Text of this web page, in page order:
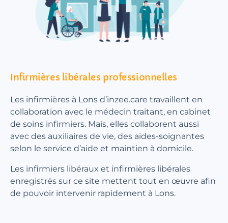
Infirmières libérales professionnelles
Les infirmières à Lons d’inzee.care travaillent en
collaboration avec le médecin traitant, en cabinet
de soins infirmiers. Mais, elles collaborent aussi
avec des auxiliaires de vie, des aides-soignantes
selon le service d’aide et maintien à domicile.
Les infirmiers libéraux et infirmières libérales
enregistrés sur ce site mettent tout en œuvre afin
de pouvoir intervenir rapidement à Lons.